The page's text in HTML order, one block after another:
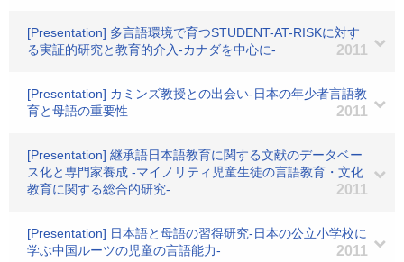
[Presentation] 多言語環境で育つSTUDENT-AT-RISKに対す
る実証的研究と教育的介入-カナダを中心に-
2011
[Presentation] カミンズ教授との出会い-日本の年少者言語教
育と母語の重要性
2011
[Presentation] 継承語日本語教育に関する文献のデータベー
ス化と専門家養成 -マイノリティ児童生徒の言語教育・文化
教育に関する総合的研究-
2011
[Presentation] 日本語と母語の習得研究-日本の公立小学校に
学ぶ中国ルーツの児童の言語能力-
2011